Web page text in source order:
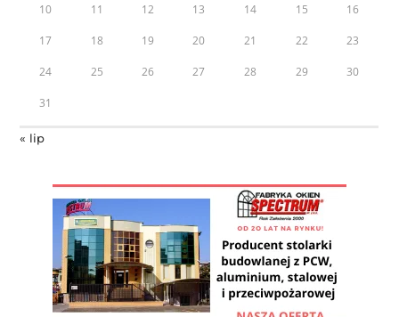
10 11 12 13 14 15 16
17 18 19 20 21 22 23
24 25 26 27 28 29 30
31
« lip